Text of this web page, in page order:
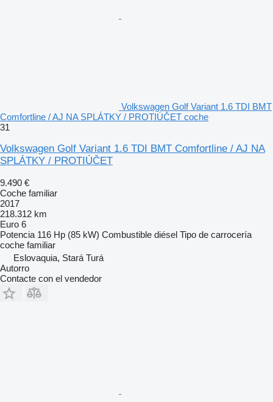
Volkswagen Golf Variant 1.6 TDI BMT
Comfortline / AJ NA SPLÁTKY / PROTIÚČET coche
31
Volkswagen Golf Variant 1.6 TDI BMT Comfortline / AJ NA
SPLÁTKY / PROTIÚČET
9.490 €
Coche familiar
2017
218.312 km
Euro 6
Potencia 116 Hp (85 kW) Combustible diésel Tipo de carrocería
coche familiar
Eslovaquia, Stará Turá
Autorro
Contacte con el vendedor